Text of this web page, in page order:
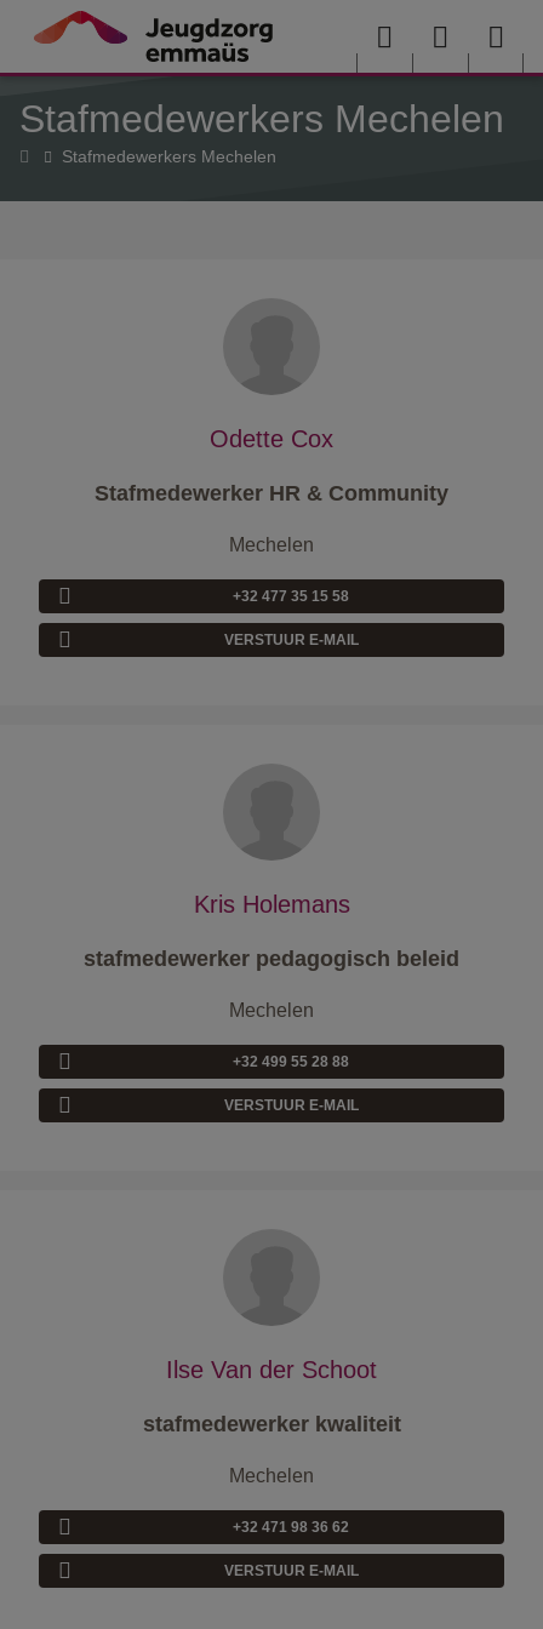
Overslaan en naar de inhoud gaan
Menu User
menu
Stafmedewerkers Mechelen
HomeStafmedewerkers Mechelen
Odette Cox
Stafmedewerker HR & Community
Mechelen
+32 477 35 15 58
VERSTUUR E-MAIL
Kris Holemans
stafmedewerker pedagogisch beleid
Mechelen
+32 499 55 28 88
VERSTUUR E-MAIL
Ilse Van der Schoot
stafmedewerker kwaliteit
Mechelen
+32 471 98 36 62
VERSTUUR E-MAIL